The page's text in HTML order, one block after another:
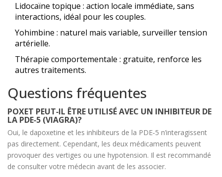
Lidocaïne topique : action locale immédiate, sans
interactions, idéal pour les couples.
Yohimbine : naturel mais variable, surveiller tension
artérielle.
Thérapie comportementale : gratuite, renforce les
autres traitements.
Questions fréquentes
POXET PEUT‑IL ÊTRE UTILISÉ AVEC UN INHIBITEUR DE
LA PDE‑5 (VIAGRA)?
Oui, le dapoxetine et les inhibiteurs de la PDE‑5 n’interagissent
pas directement. Cependant, les deux médicaments peuvent
provoquer des vertiges ou une hypotension. Il est recommandé
de consulter votre médecin avant de les associer.